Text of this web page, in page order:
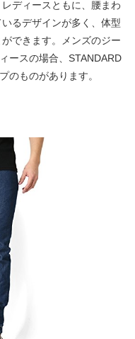
ディースともに、腰まわ
るデザインが多く、体型
できます。メンズのジー
ースの場合、STANDARD
のものがあります。